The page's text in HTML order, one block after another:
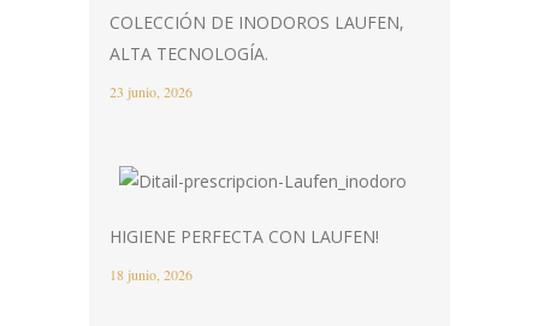
COLECCIÓN DE INODOROS LAUFEN,
ALTA TECNOLOGÍA.
23 junio, 2026
HIGIENE PERFECTA CON LAUFEN!
18 junio, 2026